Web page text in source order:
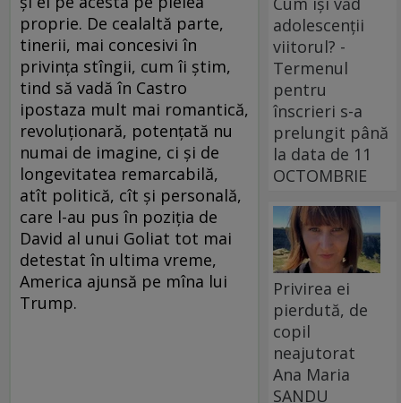
proprie. De cealaltă parte,
tinerii, mai concesivi în
privința stîngii, cum îi știm,
tind să vadă în Castro
ipostaza mult mai romantică,
revoluționară, potențată nu
numai de imagine, ci și de
longevitatea remarcabilă,
atît politică, cît și personală,
care l-au pus în poziția de
David al unui Goliat tot mai
detestat în ultima vreme,
America ajunsă pe mîna lui
Trump.
adolescenții
viitorul? -
Termenul
pentru
înscrieri s-a
prelungit până
la data de 11
OCTOMBRIE
Privirea ei
pierdută, de
copil
neajutorat
Ana Maria
SANDU